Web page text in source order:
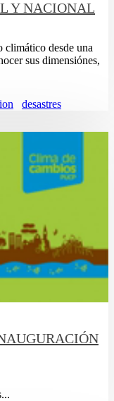
Y NACIONAL
climático desde una
sus dimensiónes,
desastres